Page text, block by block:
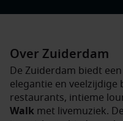
Over Zuiderdam
De Zuiderdam biedt
elegantie en veelzijdige
restaurants, intieme
Walk met livemuziek.